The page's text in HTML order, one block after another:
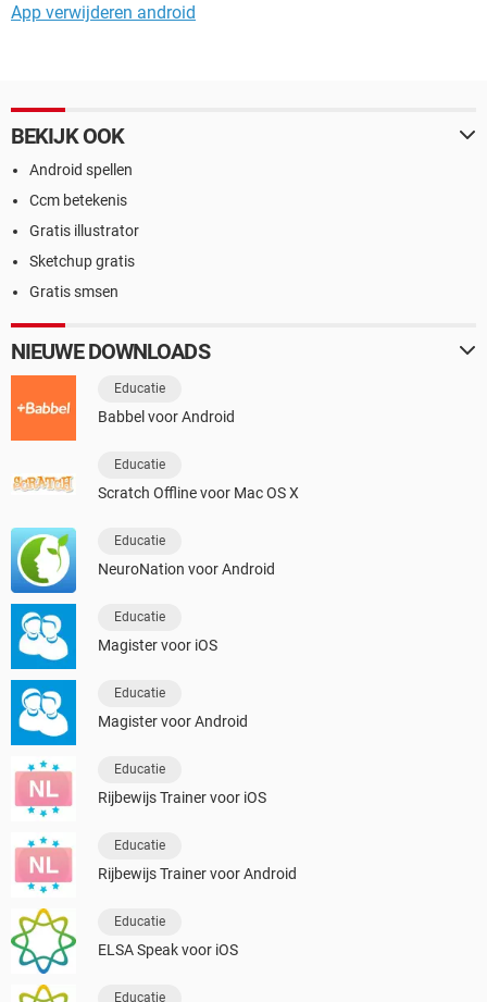
App verwijderen android
BEKIJK OOK
Android spellen
Ccm betekenis
Gratis illustrator
Sketchup gratis
Gratis smsen
NIEUWE DOWNLOADS
Educatie
Babbel voor Android
Educatie
Scratch Offline voor Mac OS X
Educatie
NeuroNation voor Android
Educatie
Magister voor iOS
Educatie
Magister voor Android
Educatie
Rijbewijs Trainer voor iOS
Educatie
Rijbewijs Trainer voor Android
Educatie
ELSA Speak voor iOS
Educatie